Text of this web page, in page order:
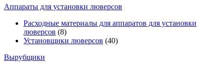
Аппараты для установки люверсов
Расходные материалы для аппаратов для установки
люверсов (8)
Установщики люверсов (40)
Вырубщики